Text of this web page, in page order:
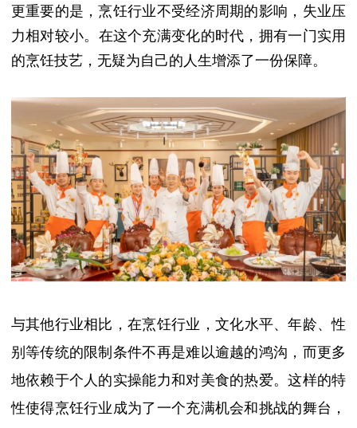
更重要的是，烹饪行业不受经济周期的影响，失业压
力相对较小。 在这个充满变化的时代，拥有一门实用
的烹饪技艺，无疑为自己的人生增添了一份保障。
与其他行业相比，在烹饪行业， 文化水平、年龄、性
别等传统的限制条件不再是难以逾越的鸿沟，而更多
地依赖于个人的实操能力和对美食的热爱。这样的特
性使得烹饪行业成为了一个充满机会和挑战的舞台，